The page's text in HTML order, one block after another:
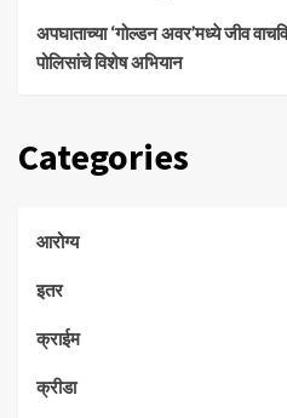
अपघाताच्या ‘गोल्डन अवर’मध्ये जीव
पोलिसांचे विशेष अभियान
Categories
आरोग्य
इतर
क्राईम
क्रीडा